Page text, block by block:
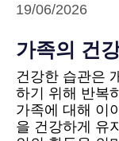
19/06/2026
가족의 건
건강한 습관은
하기 위해 반복
가족에 대해 이
을 건강하게 유